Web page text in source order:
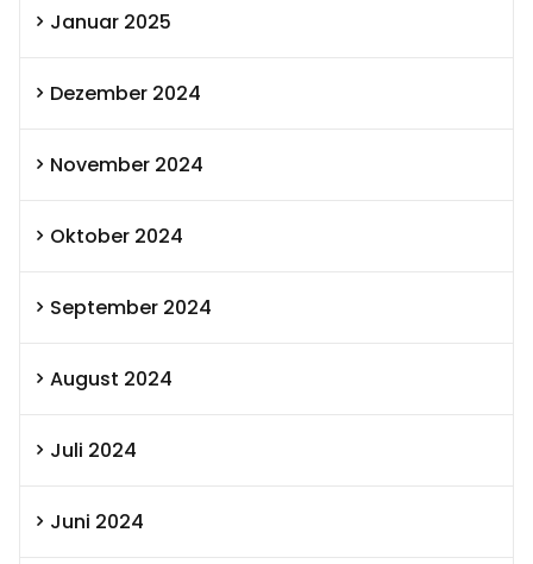
Januar 2025
Dezember 2024
November 2024
Oktober 2024
September 2024
August 2024
Juli 2024
Juni 2024